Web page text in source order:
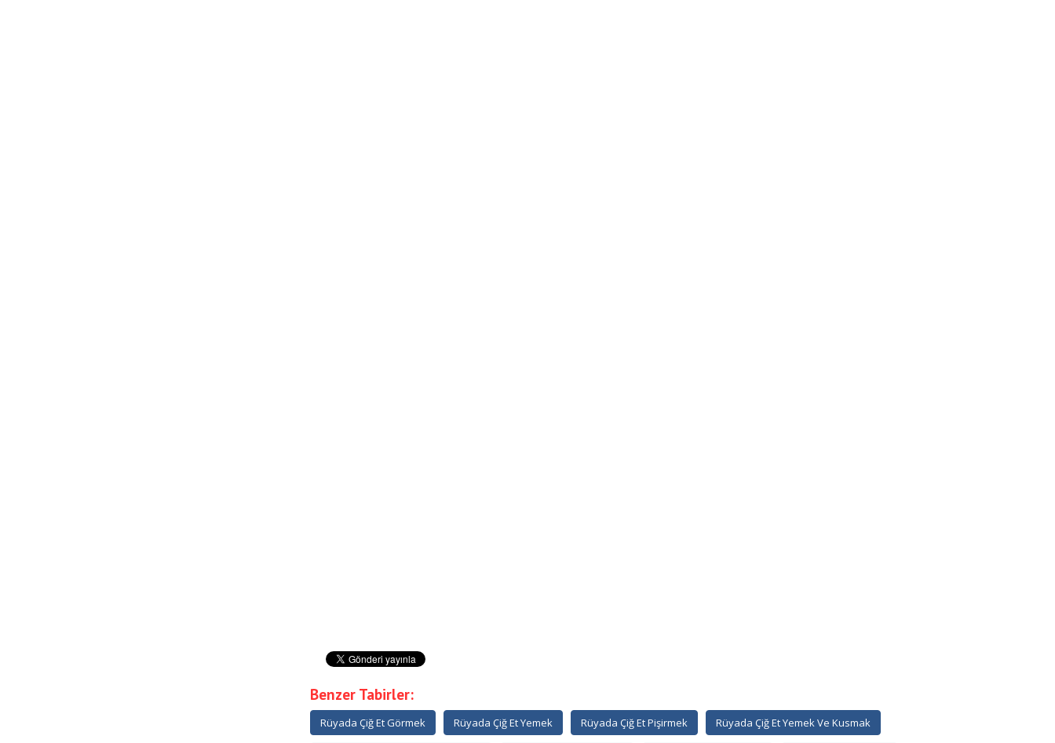
Benzer Tabirler:
Rüyada Çiğ Et Görmek Rüyada Çiğ Et Yemek Rüyada Çiğ Et Pişirmek Rüyada Çiğ Et Yemek Ve Kusmak